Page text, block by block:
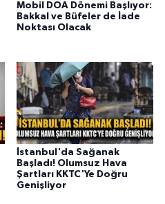
Mobil DOA Dönemi Başlıyor:
Bakkal ve Büfeler de İade
Noktası Olacak
İstanbul'da Sağanak
Başladı! Olumsuz Hava
Şartları KKTC'Ye Doğru
Genişliyor